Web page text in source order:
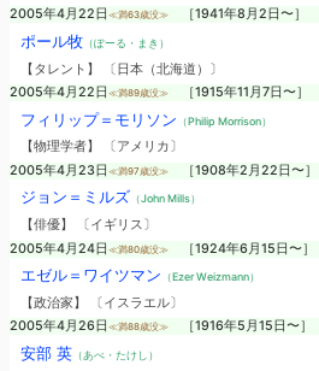
2005年4月22日 ≪満63歳没≫ ［1941年8月2日〜］
ポール牧（ぽーる・まき）
【タレント】 〔日本（北海道）〕
2005年4月22日 ≪満89歳没≫ ［1915年11月7日〜］
フィリップ＝モリソン （Philip Morrison）
【物理学者】 〔アメリカ〕
2005年4月23日 ≪満97歳没≫ ［1908年2月22日〜］
ジョン＝ミルズ （John Mills）
【俳優】 〔イギリス〕
2005年4月24日 ≪満80歳没≫ ［1924年6月15日〜］
エゼル＝ワイツマン （Ezer Weizmann）
【政治家】 〔イスラエル〕
2005年4月26日 ≪満88歳没≫ ［1916年5月15日〜］
安部 英（あべ・たけし）